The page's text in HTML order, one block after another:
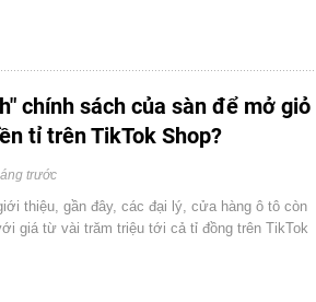
chính sách của sàn để mở giỏ
tỉ trên TikTok Shop?
trước
thiệu, gần đây, các đại lý, cửa hàng ô tô còn
giá từ vài trăm triệu tới cả tỉ đồng trên TikTok